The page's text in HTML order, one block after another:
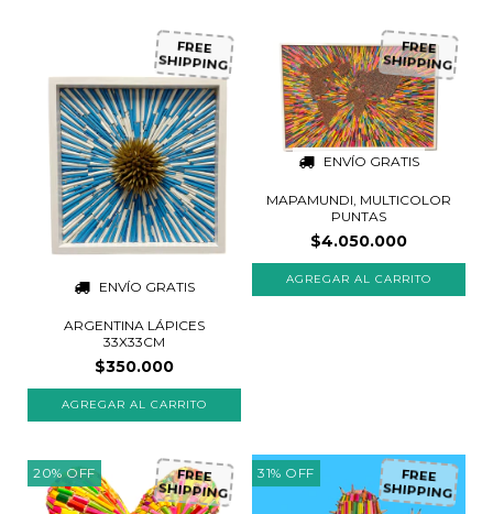
ENVÍO GRATIS
FREE
SHIPPING
ARGENTINA LÁPICES
33X33CM
$350.000
ENVÍO GRATIS
FREE
SHIPPING
MAPAMUNDI, MULTICOLOR
PUNTAS
$4.050.000
20%OFF FREE
SHIPPING
31% OFF FREE
SHIPPING